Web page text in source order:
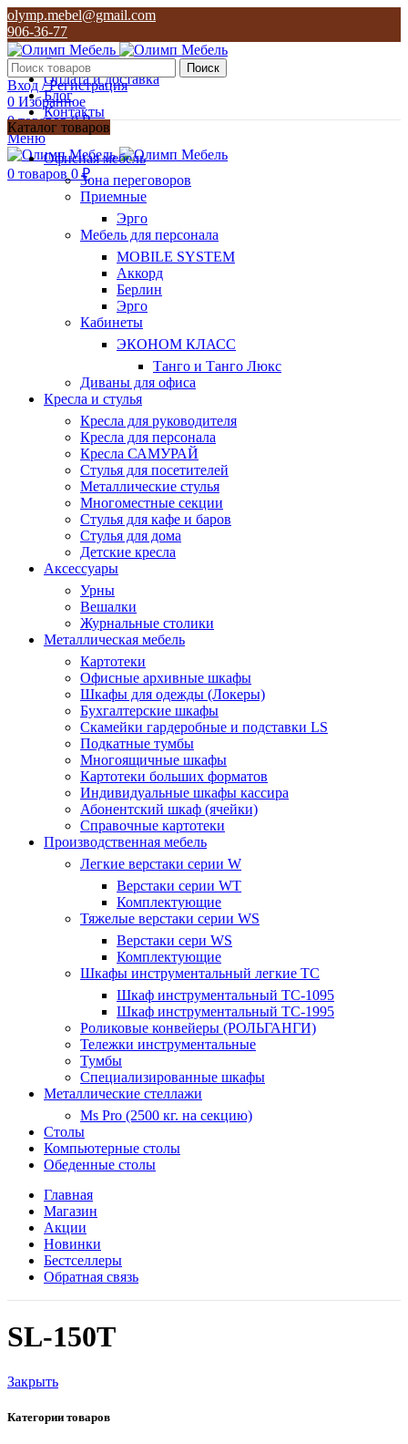
olymp.mebel@gmail.com
906-36-77
О нас
Оплата и доставка
Блог
Контакты
906-36-77
Поиск
Вход / Регистрация
0 Избранное
0товаров 0₽
Меню
0 товаров 0₽
Каталог товаров
Офисная мебель
Зона переговоров
Приемные
Эрго
Мебель для персонала
MOBILE SYSTEM
Аккорд
Берлин
Эрго
Кабинеты
ЭКОНОМ КЛАСС
Танго и Танго Люкс
Диваны для офиса
Кресла и стулья
Кресла для руководителя
Кресла для персонала
Кресла САМУРАЙ
Стулья для посетителей
Металлические стулья
Многоместные секции
Стулья для кафе и баров
Стулья для дома
Детские кресла
Аксессуары
Урны
Вешалки
Журнальные столики
Металлическая мебель
Картотеки
Офисные архивные шкафы
Шкафы для одежды (Локеры)
Бухгалтерские шкафы
Скамейки гардеробные и подставки LS
Подкатные тумбы
Многоящичные шкафы
Картотеки больших форматов
Индивидуальные шкафы кассира
Абонентский шкаф (ячейки)
Справочные картотеки
Производственная мебель
Легкие верстаки серии W
Верстаки серии WT
Комплектующие
Тяжелые верстаки серии WS
Верстаки сери WS
Комплектующие
Шкафы инструментальный легкие ТС
Шкаф инструментальный TC-1095
Шкаф инструментальный TC-1995
Роликовые конвейеры (РОЛЬГАНГИ)
Тележки инструментальные
Тумбы
Специализированные шкафы
Металлические стеллажи
Ms Pro (2500 кг. на секцию)
Столы
Компьютерные столы
Обеденные столы
Главная
Магазин
Акции
Новинки
Бестселлеры
Обратная связь
SL-150Т
Закрыть
Категории товаров